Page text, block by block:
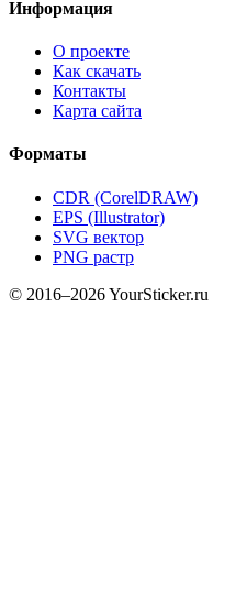
Информация
О проекте
Как скачать
Контакты
Карта сайта
Форматы
CDR (CorelDRAW)
EPS (Illustrator)
SVG вектор
PNG растр
© 2016–2026 YourSticker.ru